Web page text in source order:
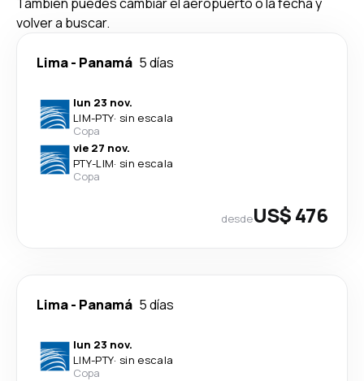
volver a buscar.
Lima- Panamá 5 días
lun 23 nov.
LIM-PTY· sin escala
Copa
vie 27 nov.
PTY-LIM· sin escala
Copa
desdeUS$ 476
Lima- Panamá 5 días
lun 23 nov.
LIM-PTY· sin escala
Copa